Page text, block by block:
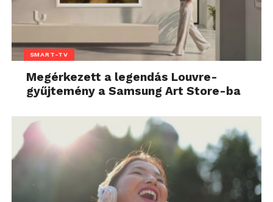
SMART-TV
Megérkezett a legendás Louvre-
gyűjtemény a Samsung Art Store-ba